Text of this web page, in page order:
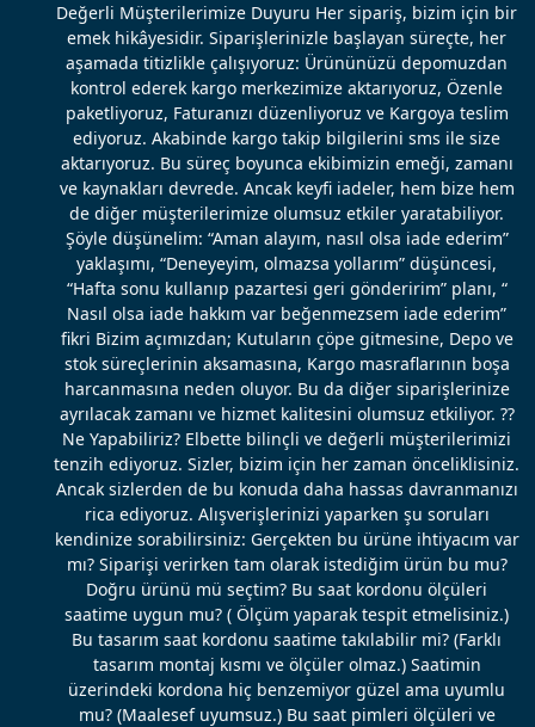
Değerli Müşterilerimize Duyuru Her sipariş, bizim için bir
emek hikâyesidir. Siparişlerinizle başlayan süreçte, her
aşamada titizlikle çalışıyoruz: Ürününüzü depomuzdan
kontrol ederek kargo merkezimize aktarıyoruz, Özenle
paketliyoruz, Faturanızı düzenliyoruz ve Kargoya teslim
ediyoruz. Akabinde kargo takip bilgilerini sms ile size
aktarıyoruz. Bu süreç boyunca ekibimizin emeği, zamanı
ve kaynakları devrede. Ancak keyfi iadeler, hem bize hem
de diğer müşterilerimize olumsuz etkiler yaratabiliyor.
Şöyle düşünelim: “Aman alayım, nasıl olsa iade ederim”
yaklaşımı, “Deneyeyim, olmazsa yollarım” düşüncesi,
“Hafta sonu kullanıp pazartesi geri gönderirim” planı, “
Nasıl olsa iade hakkım var beğenmezsem iade ederim”
fikri Bizim açımızdan; Kutuların çöpe gitmesine, Depo ve
stok süreçlerinin aksamasına, Kargo masraflarının boşa
harcanmasına neden oluyor. Bu da diğer siparişlerinize
ayrılacak zamanı ve hizmet kalitesini olumsuz etkiliyor. ??
Ne Yapabiliriz? Elbette bilinçli ve değerli müşterilerimizi
tenzih ediyoruz. Sizler, bizim için her zaman önceliklisiniz.
Ancak sizlerden de bu konuda daha hassas davranmanızı
rica ediyoruz. Alışverişlerinizi yaparken şu soruları
kendinize sorabilirsiniz: Gerçekten bu ürüne ihtiyacım var
mı? Siparişi verirken tam olarak istediğim ürün bu mu?
Doğru ürünü mü seçtim? Bu saat kordonu ölçüleri
saatime uygun mu? ( Ölçüm yaparak tespit etmelisiniz.)
Bu tasarım saat kordonu saatime takılabilir mi? (Farklı
tasarım montaj kısmı ve ölçüler olmaz.) Saatimin
üzerindeki kordona hiç benzemiyor güzel ama uyumlu
mu? (Maalesef uyumsuz.) Bu saat pimleri ölçüleri ve